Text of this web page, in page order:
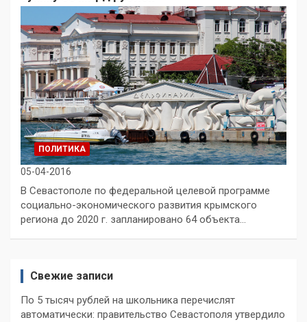
ПОЛИТИКА
05-04-2016
В Севастополе по федеральной целевой программе
социально-экономического развития крымского
региона до 2020 г. запланировано 64 объекта…
Свежие записи
По 5 тысяч рублей на школьника перечислят
автоматически: правительство Севастополя утвердило